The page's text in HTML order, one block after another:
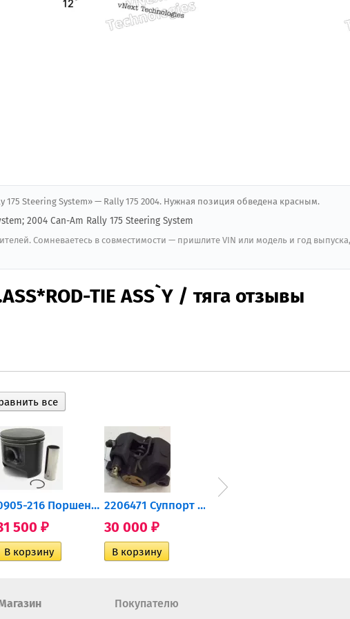
175 Steering System» — Rally 175 2004. Нужная позиция обведена красным.
2004 Can-Am Rally 175 Steering System
Сомневаетесь в совместимости — пришлите VIN или модель и год выпуска,
TIE ASS`Y / тяга отзывы
0905-216 Поршень Arctic Cat...
500 ₽
2206471 Суппорт тормозной...
30 000 ₽
Покупателю